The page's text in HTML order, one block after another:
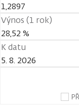
1,2897
Výnos (1 rok)
28,52 %
K datu
5. 8. 2026